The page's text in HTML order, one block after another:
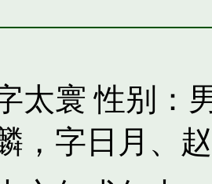
太寰 性别：
，字日月 、